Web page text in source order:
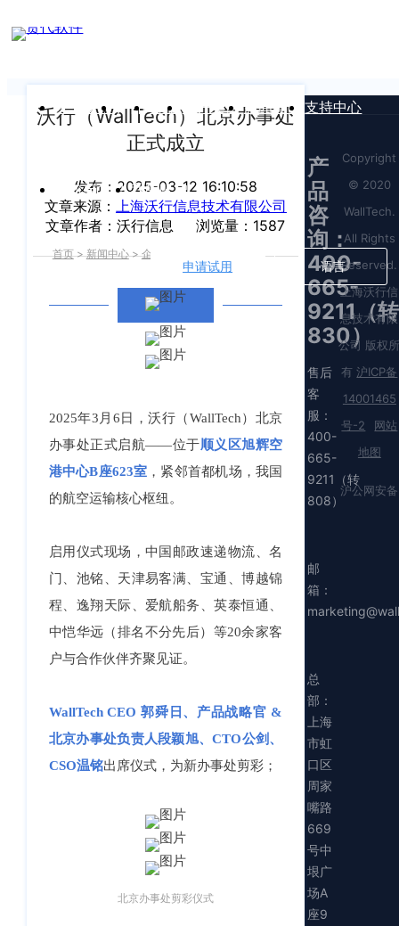
关于沃行 产品 价格 客户案例 新闻资讯 支持中心
运价与货盘 我的账户
申请试用 语言
申请试用
产
沃行（WallTech）北京办事处
正式成立
发布：2025-03-12 16:10:58
文章来源： 上海沃行信息技术有限公司
文章作者：沃行信息
浏览量：1587
首页>新闻中心>企业新闻
2025年3月6日，沃行（WallTech）北京
办事处正式启航——位于顺义区旭辉空
港中心B座623室 ，紧邻首都机场，我国
的航空运输核心枢纽。
启用仪式现场，中国邮政速递物流、名
门、池铭、天津易客满、宝通、博越锦
程、逸翔天际、爱航船务、英泰恒通、
中恺华远（排名不分先后）等20余家客
户与合作伙伴齐聚见证。
WallTech CEO 郭舜日、产品战略官 &
北京办事处负责人段颖旭、CTO公剑、
CSO温铭出席仪式，为新办事处剪彩；
北京办事处剪彩仪式
产
品
咨
询：
400-
665-
9211（转
830）
售后
客
服：
400-
665-
9211（转
808）
邮
箱：
总
部：
上海
市虹
口区
周家
嘴路
669
号中
垠广
场A
座9
Copyright
© 2020
WallTech.
All Rights
Reserved.
上海沃行信
息技术有限
公司 版权
有沪ICP备
14001465
号-2
网站
地图
沪公网安备